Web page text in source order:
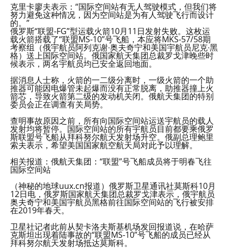
克里卡廖夫表示：“国际空间站有无人驾驶模式，但我们将
努力避免这种情况，因为空间站是为有人驾驶飞行而设计
的。”
俄罗斯“联盟-FG”型运载火箭10月11日发射失败。这枚运
载火箭搭载了“联盟MS-10”号飞船，本应将MKS-57/58期
考察组（俄宇航员阿列克谢∙奥夫奇宁和美国宇航员尼克∙黑
格）送上国际空间站。俄国家航天集团总裁罗戈津晚些时
候表示，两名宇航员均已安全返回地面。
据消息人士称，火箭的一二级分离时，一级火箭的一个助
推器可能因电爆管未起爆而没有正常脱离，助推器撞上火
箭芯，导致火箭第二级的发动机关闭。俄航天集团的特别
委员会正在调查有关局势。
查明事故原因之前，所有向国际空间站运送宇航员的载人
发射均将暂停。国际空间站的所有宇航员目前都要乘俄罗
斯联盟号飞船从拜科努尔航天发射场升空。俄副总理鲍里
索夫表示，希望美国国家航空航天局对此予以理解。
相关报道：俄航天集团：“联盟”号飞船成员将于明春飞往
国际空间站
（神秘的地球uux.cn报道）俄罗斯卫星通讯社莫斯科10月
12日电，俄罗斯国家航天集团总裁罗戈津表示，俄宇航员
奥夫奇宁和美国宇航员黑格前往国际空间站的飞行被安排
在2019年春天。
卫星社记者此前从契卡洛夫斯基机场发回报道说，在哈萨
克斯坦出现着陆事故的“联盟MS-10”号飞船的成员已经从
拜科努尔航天发射场抵达莫斯科。